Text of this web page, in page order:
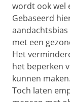
wordt ook wel
Gebaseerd
met een
Het
het beperken
kunnen maken.
Toch laten